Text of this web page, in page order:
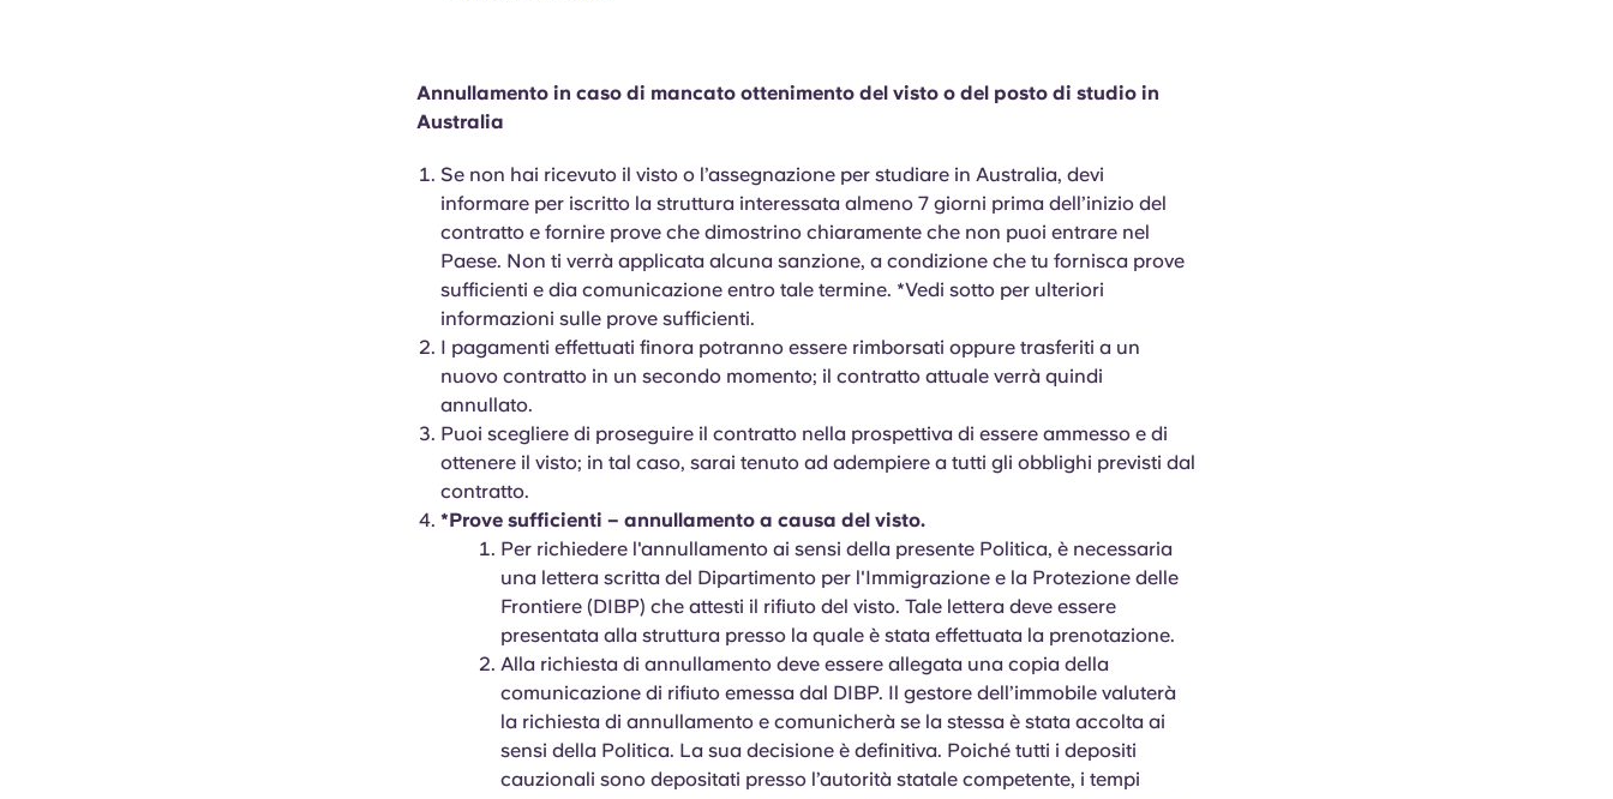
Annullamento in caso di mancato ottenimento del visto o del posto di studio in
Australia
Se non hai ricevuto il visto o l’assegnazione per studiare in Australia, devi
informare per iscritto la struttura interessata almeno 7 giorni prima dell’inizio del
contratto e fornire prove che dimostrino chiaramente che non puoi entrare nel
Paese. Non ti verrà applicata alcuna sanzione, a condizione che tu fornisca prove
sufficienti e dia comunicazione entro tale termine. *Vedi sotto per ulteriori
informazioni sulle prove sufficienti.
I pagamenti effettuati finora potranno essere rimborsati oppure trasferiti a un
nuovo contratto in un secondo momento; il contratto attuale verrà quindi
annullato.
Puoi scegliere di proseguire il contratto nella prospettiva di essere ammesso e di
ottenere il visto; in tal caso, sarai tenuto ad adempiere a tutti gli obblighi previsti dal
contratto.
*Prove sufficienti – annullamento a causa del visto.
Per richiedere l'annullamento ai sensi della presente Politica, è necessaria
una lettera scritta del Dipartimento per l'Immigrazione e la Protezione delle
Frontiere (DIBP) che attesti il rifiuto del visto. Tale lettera deve essere
presentata alla struttura presso la quale è stata effettuata la prenotazione.
Alla richiesta di annullamento deve essere allegata una copia della
comunicazione di rifiuto emessa dal DIBP. Il gestore dell’immobile valuterà
la richiesta di annullamento e comunicherà se la stessa è stata accolta ai
sensi della Politica. La sua decisione è definitiva. Poiché tutti i depositi
cauzionali sono depositati presso l’autorità statale competente, i tempi